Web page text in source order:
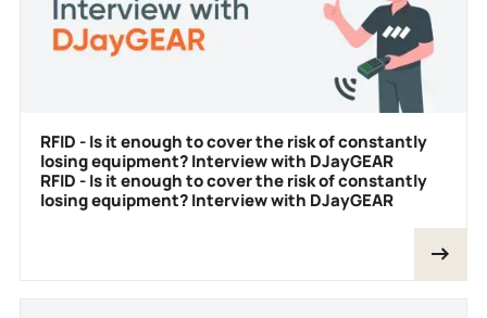
RFID - Is it enough to cover the risk of constantly
losing equipment? Interview with DJayGEAR
RFID - Is it enough to cover the risk of constantly
losing equipment? Interview with DJayGEAR